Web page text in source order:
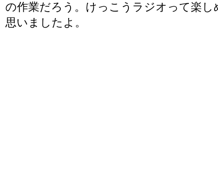
の作業だろう。けっこうラジオって楽
思いましたよ。